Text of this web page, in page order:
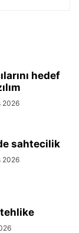
hedef
2026
sahtecilik
2026